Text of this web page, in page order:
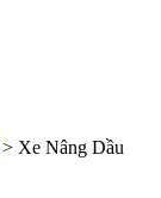
> Xe Nâng Dầu